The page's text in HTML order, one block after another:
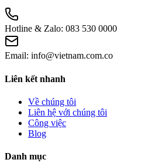
Hotline & Zalo: 083 530 0000
Email: info@vietnam.com.co
Liên kết nhanh
Về chúng tôi
Liên hệ với chúng tôi
Công việc
Blog
Danh mục